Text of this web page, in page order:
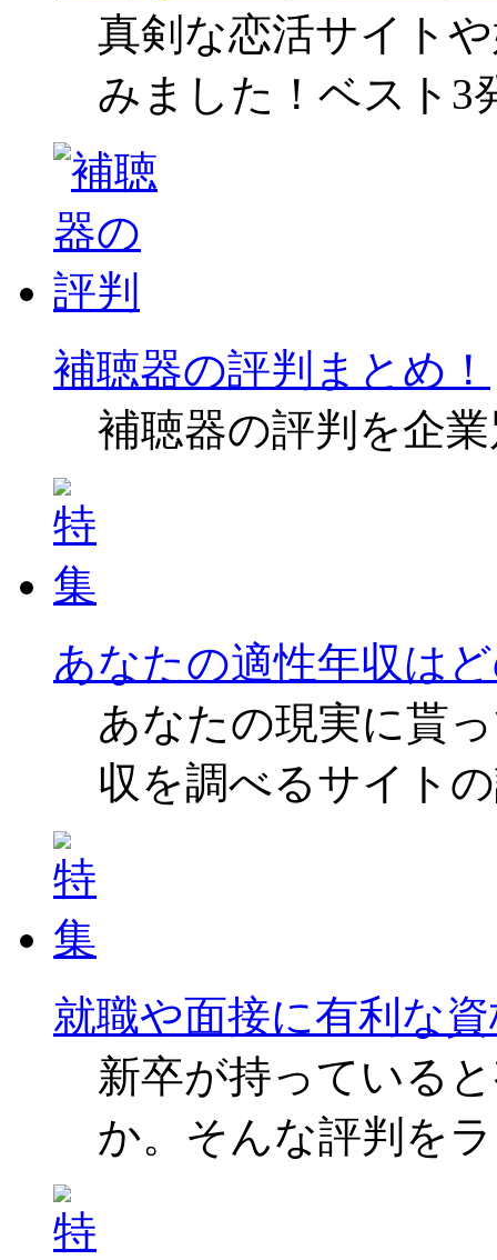
真剣な恋活サイト
みました！ベスト3
補聴器の評判まとめ！
補聴器の評判を企
あなたの適性年収は
あなたの現実に貰
収を調べるサイト
就職や面接に有利な
新卒が持っている
か。そんな評判を